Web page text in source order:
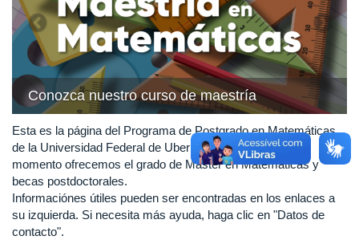
Conozca nuestro curso de maestría
Esta es la página del Programa de Postgrado en Matemáticas
de la Universidad Federal de Uberlândia (Brasil). Por el
momento ofrecemos el grado de Máster en Matemáticas y
becas postdoctorales.
Informaciónes útiles pueden ser encontradas en los enlaces a
su izquierda. Si necesita más ayuda, haga clic en "Datos de
contacto".